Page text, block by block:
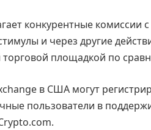
конкурентные комиссии
и через другие
торговой площадкой по
в США могут
пользователи в